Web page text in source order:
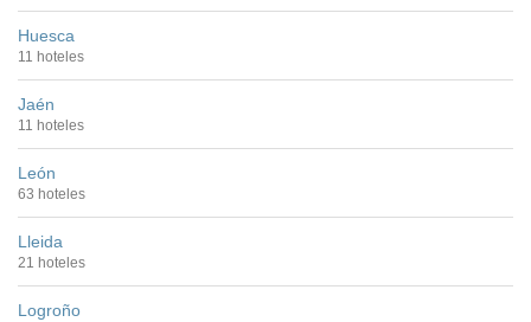
Huesca
11 hoteles
Jaén
11 hoteles
León
63 hoteles
Lleida
21 hoteles
Logroño